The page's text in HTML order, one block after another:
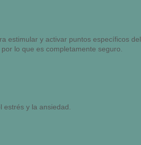
estimular y activar puntos específicos del
lo que es completamente seguro.
y la ansiedad.